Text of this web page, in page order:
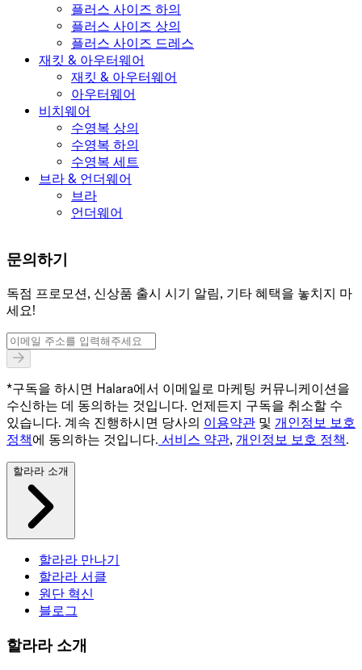
플러스 사이즈 하의
플러스 사이즈 상의
플러스 사이즈 드레스
재킷 & 아우터웨어
재킷 & 아우터웨어
아우터웨어
비치웨어
수영복 상의
수영복 하의
수영복 세트
브라 & 언더웨어
브라
언더웨어
문의하기
독점 프로모션, 신상품 출시 시기 알림, 기타 혜택을 놓치지 마
세요!
*구독을 하시면 Halara에서 이메일로 마케팅 커뮤니케이션을
수신하는 데 동의하는 것입니다. 언제든지 구독을 취소할 수
있습니다. 계속 진행하시면 당사의 이용약관 및 개인정보 보호
정책에 동의하는 것입니다. 서비스 약관, 개인정보 보호 정책.
할라라 소개
할라라 만나기
할라라 서클
원단 혁신
블로그
할라라 소개